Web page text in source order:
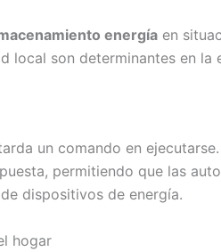
energía en
local son determinantes en la
un comando en
permitiendo que las
dispositivos de energía.
hogar